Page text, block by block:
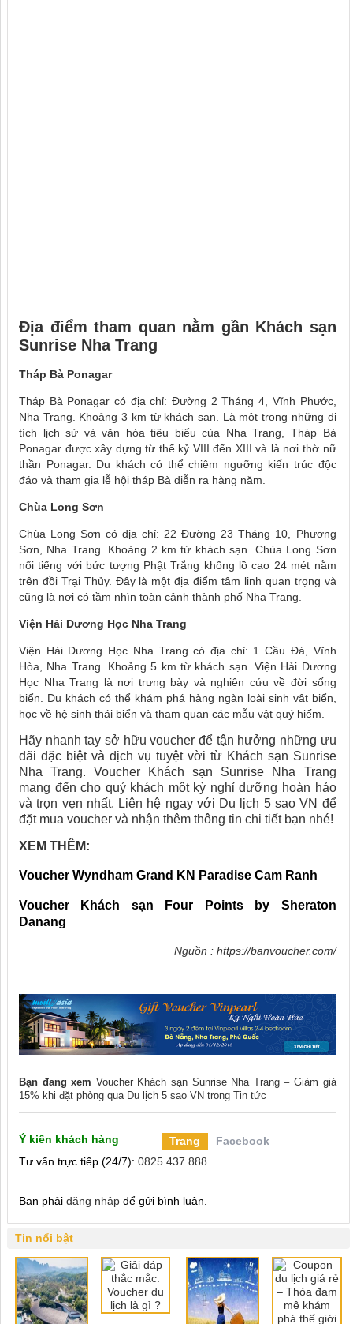
Địa điểm tham quan nằm gần Khách sạn
Sunrise Nha Trang
Tháp Bà Ponagar
Tháp Bà Ponagar có địa chỉ: Đường 2 Tháng 4, Vĩnh Phước,
Nha Trang. Khoảng 3 km từ khách sạn. Là một trong những di
tích lịch sử và văn hóa tiêu biểu của Nha Trang, Tháp Bà
Ponagar được xây dựng từ thế kỷ VIII đến XIII và là nơi thờ nữ
thần Ponagar. Du khách có thể chiêm ngưỡng kiến trúc độc
đáo và tham gia lễ hội tháp Bà diễn ra hàng năm.
Chùa Long Sơn
Chùa Long Sơn có địa chỉ: 22 Đường 23 Tháng 10, Phương
Sơn, Nha Trang. Khoảng 2 km từ khách sạn. Chùa Long Sơn
nổi tiếng với bức tượng Phật Trắng khổng lồ cao 24 mét nằm
trên đồi Trại Thủy. Đây là một địa điểm tâm linh quan trọng và
cũng là nơi có tầm nhìn toàn cảnh thành phố Nha Trang.
Viện Hải Dương Học Nha Trang
Viện Hải Dương Học Nha Trang có địa chỉ: 1 Cầu Đá, Vĩnh
Hòa, Nha Trang. Khoảng 5 km từ khách sạn. Viện Hải Dương
Học Nha Trang là nơi trưng bày và nghiên cứu về đời sống
biển. Du khách có thể khám phá hàng ngàn loài sinh vật biển,
học về hệ sinh thái biển và tham quan các mẫu vật quý hiếm.
Hãy nhanh tay sở hữu voucher để tận hưởng những ưu
đãi đặc biệt và dịch vụ tuyệt vời từ Khách sạn Sunrise
Nha Trang. Voucher Khách sạn Sunrise Nha Trang
mang đến cho quý khách một kỳ nghỉ dưỡng hoàn hảo
và trọn vẹn nhất. Liên hệ ngay với Du lịch 5 sao VN để
đặt mua voucher và nhận thêm thông tin chi tiết bạn nhé!
XEM THÊM:
Voucher Wyndham Grand KN Paradise Cam Ranh
Voucher Khách sạn Four Points by Sheraton
Danang
Nguồn : https://banvoucher.com/
Bạn đang xem Voucher Khách sạn Sunrise Nha Trang – Giảm giá
15% khi đặt phòng qua Du lịch 5 sao VN trong Tin tức
Ý kiến khách hàng Trang
Facebook
Tư vấn trực tiếp (24/7): 0825 437 888
Bạn phải đăng nhập để gửi bình luận.
Tin nổi bật